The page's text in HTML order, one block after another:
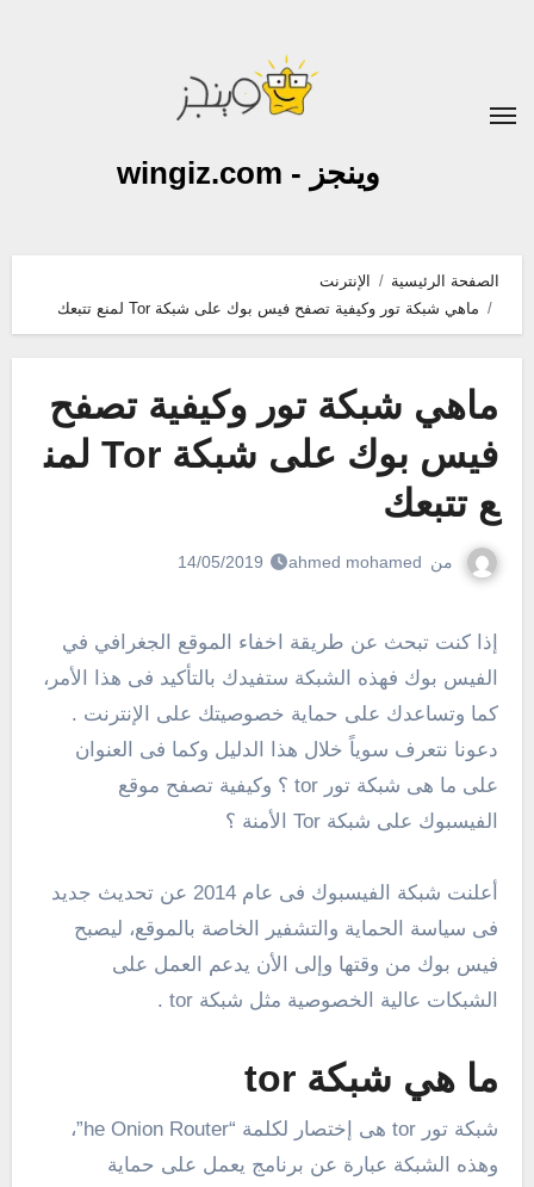
وينجز - wingiz.com
الصفحة الرئيسية
الإنترنت
ماهي شبكة تور وكيفية تصفح فيس بوك على شبكة Tor لمنع تتبعك
ماهي شبكة تور وكيفية تصفح
فيس بوك على شبكة Tor لمن
ع تتبعك
من ahmed mohamed
14/05/2019
الفيس بوك فهذه الشبكة ستفيدك بالتأكيد فى هذا الأمر،
كما وتساعدك على حماية خصوصيتك على الإنترنت .
دعونا نتعرف سوياً خلال هذا الدليل وكما فى العنوان
على ما هى شبكة تور tor ؟ وكيفية تصفح موقع
الفيسبوك على شبكة Tor الأمنة ؟
أعلنت شبكة الفيسبوك فى عام 2014 عن تحديث جديد
فى سياسة الحماية والتشفير الخاصة بالموقع، ليصبح
فيس بوك من وقتها وإلى الأن يدعم العمل على
الشبكات عالية الخصوصية مثل شبكة tor .
ما هي شبكة tor
شبكة تور tor هى إختصار لكلمة “he Onion Router”،
وهذه الشبكة عبارة عن برنامج يعمل على حماية